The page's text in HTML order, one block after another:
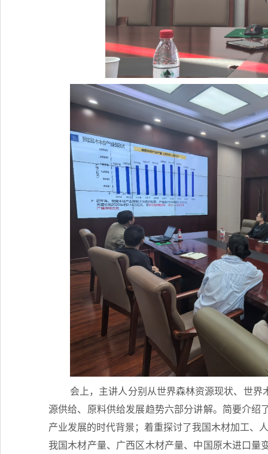
会上，主讲人分别从世界森林资源现状、世
源供给、原料供给发展趋势六部分讲解。简要介绍
产业发展的时代背景；着重探讨了我国木材加工、
我国木材产量、广西区木材产量、中国原木进口量